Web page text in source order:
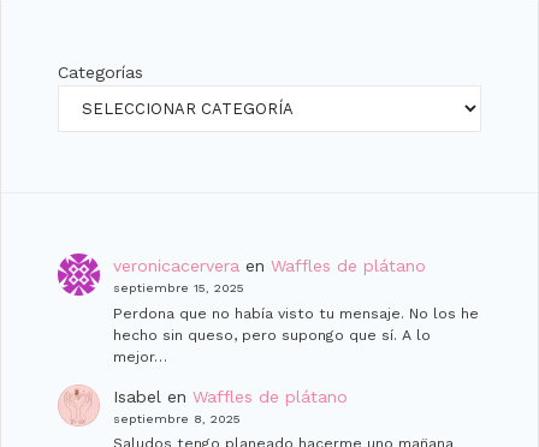
Categorías
veronicacerveraen Waffles de plátano
septiembre 15, 2025
Perdona que no había visto tu mensaje. No los he
hecho sin queso, pero supongo que sí. A lo
mejor…
Isabel en Waffles de plátano
septiembre 8, 2025